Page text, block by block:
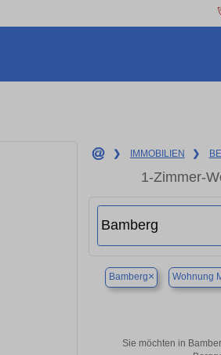
❯ IMMOBILIEN ❯
1-Zimmer-
Bamberg× Wohnung
Sie möchten in